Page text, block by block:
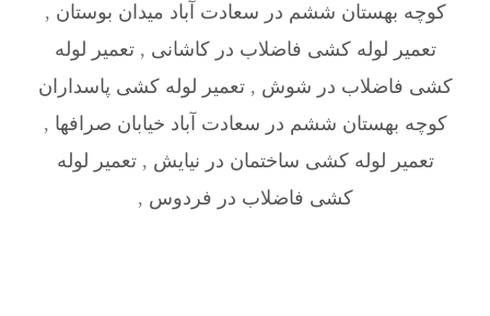
کوچه بهستان ششم در سعادت آباد میدان بوستان ,
تعمیر لوله کشی فاضلاب در کاشانی ,تعمیر لوله
کشی فاضلاب در شوش ,تعمیر لوله کشی پاسداران
کوچه بهستان ششم در سعادت آباد خیابان صرافها ,
تعمیر لوله کشی ساختمان در نیایش ,تعمیر لوله
کشی فاضلاب در فردوس ,